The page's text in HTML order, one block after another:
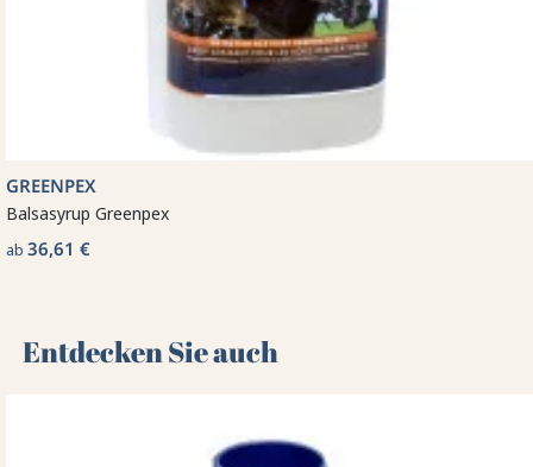
GREENPEX
Balsasyrup Greenpex
ab 36,61 €
Entdecken Sie auch 🌻